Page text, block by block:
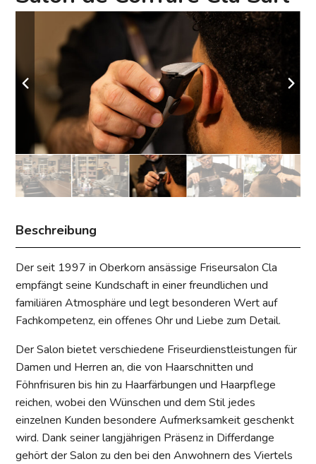
Beschreibung
Der seit 1997 in Oberkorn ansässige Friseursalon Cla
empfängt seine Kundschaft in einer freundlichen und
familiären Atmosphäre und legt besonderen Wert auf
Fachkompetenz, ein offenes Ohr und Liebe zum Detail.
Der Salon bietet verschiedene Friseurdienstleistungen für
Damen und Herren an, die von Haarschnitten und
Föhnfrisuren bis hin zu Haarfärbungen und Haarpflege
reichen, wobei den Wünschen und dem Stil jedes
einzelnen Kunden besondere Aufmerksamkeit geschenkt
wird. Dank seiner langjährigen Präsenz in Differdange
gehört der Salon zu den bei den Anwohnern des Viertels